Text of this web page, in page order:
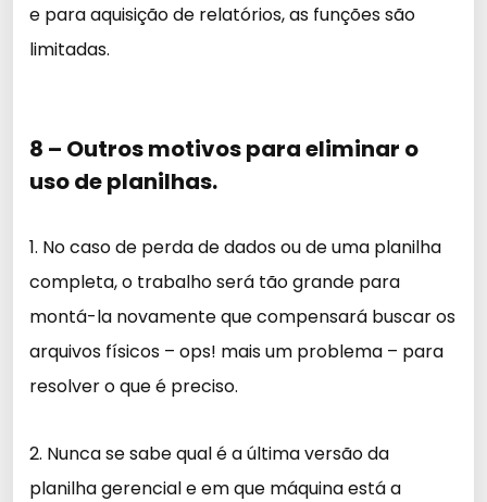
e para aquisição de relatórios, as funções são
limitadas.
8 – Outros motivos para eliminar o
uso de planilhas.
1. No caso de perda de dados ou de uma planilha
completa, o trabalho será tão grande para
montá-la novamente que compensará buscar os
arquivos físicos – ops! mais um problema – para
resolver o que é preciso.
2. Nunca se sabe qual é a última versão da
planilha gerencial e em que máquina está a